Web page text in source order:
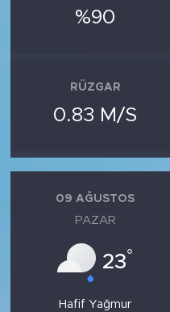
%90
RÜZGAR
0.83 M/S
09 AĞUSTOS
PAZAR
23°
Hafif Yağmur